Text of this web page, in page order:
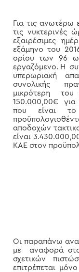
Για τις ανωτέρω
τις νυκτερινές
εξαιρέσιμες
εξάμηνο του
ορίου των 96
εργαζόμενο. Η
υπερωριακή
συνολικής
μικρότερη του
150.000,00€ για
που είναι
αποδοχών
είναι
ΚΑΕ στον
Οι παραπάνω
με αναφορά
σχετικών
επιτρέπεται